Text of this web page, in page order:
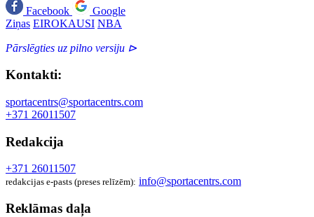
Facebook
Google
Ziņas EIROKAUSI NBA
Pārslēgties uz pilno versiju ⊳
Kontakti:
sportacentrs@sportacentrs.com
+371 26011507
Redakcija
+371 26011507
redakcijas e-pasts (preses relīzēm): info@sportacentrs.com
Reklāmas daļa